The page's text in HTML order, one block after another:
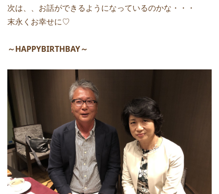
次は、、お話ができるようになっているのかな・・・
末永くお幸せに♡
～HAPPYBIRTHBAY～